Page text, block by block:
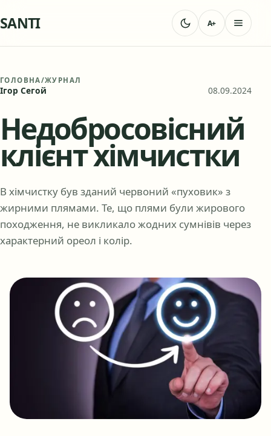
SANTI A+
ГОЛОВНА/ЖУРНАЛ
Ігор Сегой 08.09.2024
Недобросовісний
клієнт хімчистки
В хімчистку був зданий червоний «пуховик» з
жирними плямами. Те, що плями були жирового
походження, не викликало жодних сумнівів через
характерний ореол і колір.